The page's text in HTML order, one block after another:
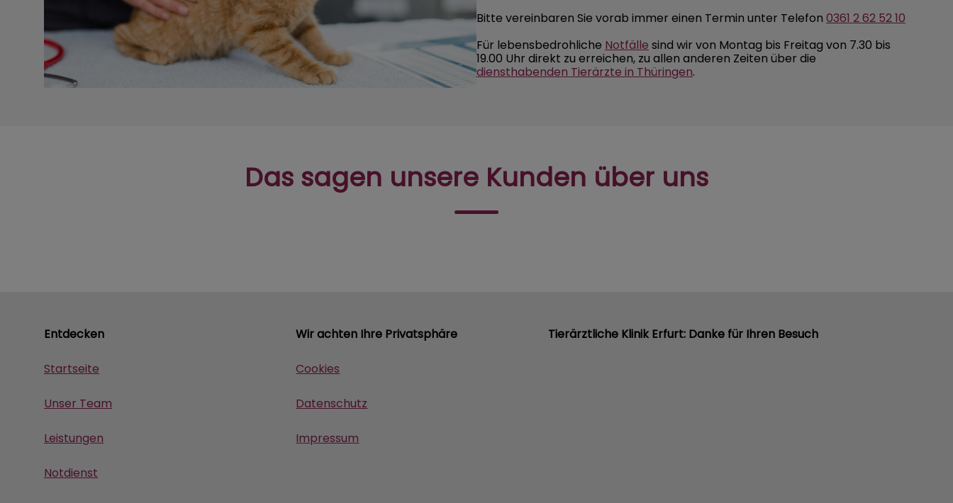
Bitte vereinbaren Sie vorab immer einen Termin unter Telefon 0361 2 62 52 10
Für lebensbedrohliche Notfälle sind wir von Montag bis Freitag von 7.30 bis
19.00 Uhr direkt zu erreichen, zu allen anderen Zeiten über die
diensthabenden Tierärzte in Thüringen.
Das sagen unsere Kunden über uns
Entdecken
Startseite
Unser Team
Leistungen
Notdienst
Wir achten Ihre Privatsphäre
Cookies
Datenschutz
Impressum
Tierärztliche Klinik Erfurt: Danke für Ihren Besuch